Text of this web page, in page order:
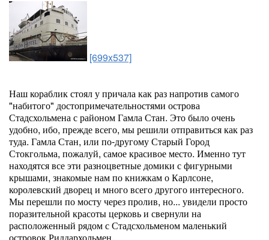
[699x537]
Наш кораблик стоял у причала как раз напротив самого
"набитого" достопримечательностями острова
Стадсхольмена с районом Гамла Стан. Это было очень
удобно, ибо, прежде всего, мы решили отправиться как раз
туда. Гамла Стан, или по-другому Старый Город
Стокгольма, пожалуй, самое красивое место. Именно тут
находятся все эти разноцветные домики с фигурными
крышами, знакомые нам по книжкам о Карлсоне,
королевский дворец и много всего другого интересного.
Мы перешли по мосту через пролив, но... увидели просто
поразительной красоты церковь и свернули на
расположенный рядом с Стадсхольменом маленький